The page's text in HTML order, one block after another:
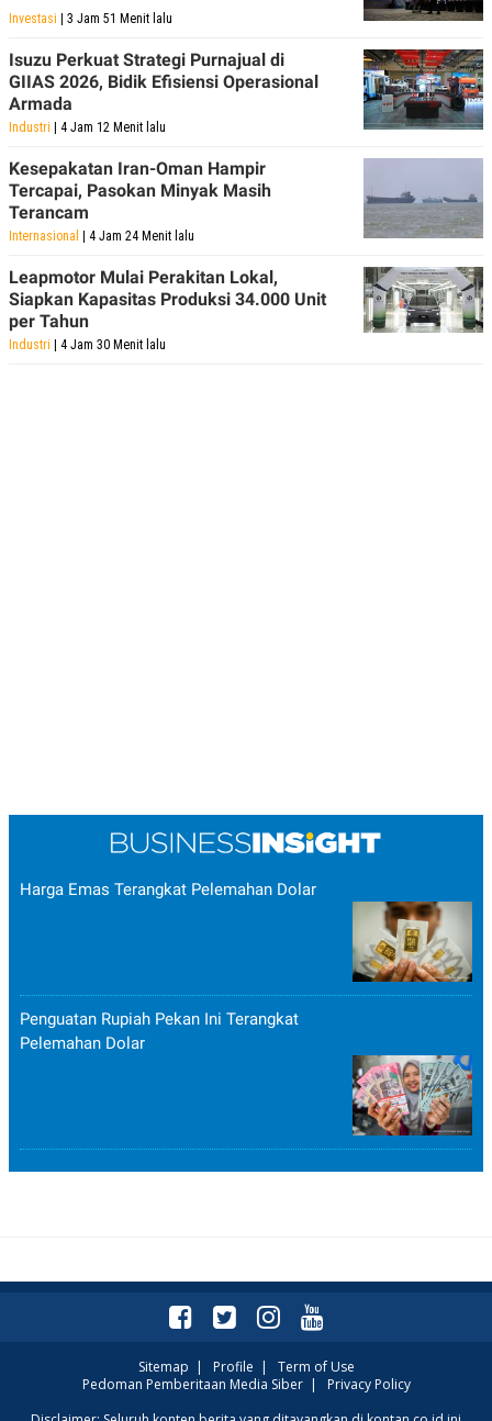
Investasi | 3 Jam 51 Menit lalu
Isuzu Perkuat Strategi Purnajual di
GIIAS 2026, Bidik Efisiensi Operasional
Armada
Industri | 4 Jam 12 Menit lalu
Kesepakatan Iran-Oman Hampir
Tercapai, Pasokan Minyak Masih
Terancam
Internasional | 4 Jam 24 Menit lalu
Leapmotor Mulai Perakitan Lokal,
Siapkan Kapasitas Produksi 34.000 Unit
per Tahun
Industri | 4 Jam 30 Menit lalu
Harga Emas Terangkat Pelemahan Dolar
Penguatan Rupiah Pekan Ini Terangkat
Pelemahan Dolar
Sitemap | Profile | Term of Use
Pedoman Pemberitaan Media Siber| Privacy Policy